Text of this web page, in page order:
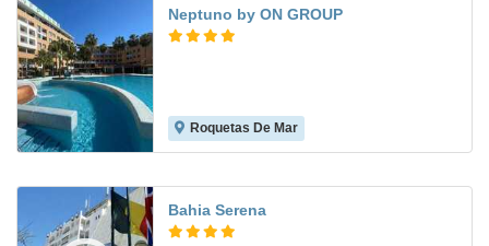
Neptuno by ON GROUP
Roquetas De Mar
Bahia Serena